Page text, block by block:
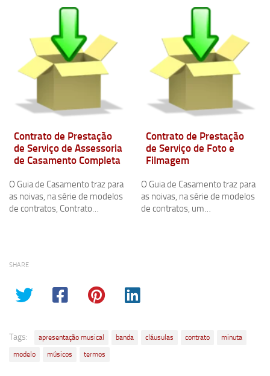
Contrato de Prestação
de Serviço de Assessoria
de Casamento Completa
O Guia de Casamento traz para
as noivas, na série de modelos
de contratos, Contrato…
Contrato de Prestação
de Serviço de Foto e
Filmagem
O Guia de Casamento traz para
as noivas, na série de modelos
de contratos, um…
SHARE
Tags: apresentação musical banda cláusulas contrato
minuta
modelo
músicos termos